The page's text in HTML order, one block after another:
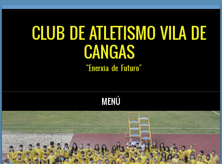
CLUB DE ATLETISMO VILA DE
CANGAS
"Enerxia de Futuro"
MENÚ
Saltar al contenido